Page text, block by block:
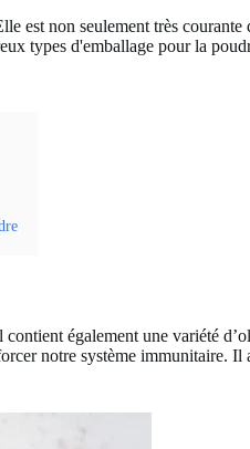
est non seulement très
types d'emballage pour la
également une variété
notre système immunitaire.